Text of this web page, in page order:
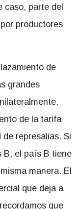
caso, parte del
productores
de
grandes
de la tarifa
represalias. Si
B, el país B tiene
manera. El
que deja a
que